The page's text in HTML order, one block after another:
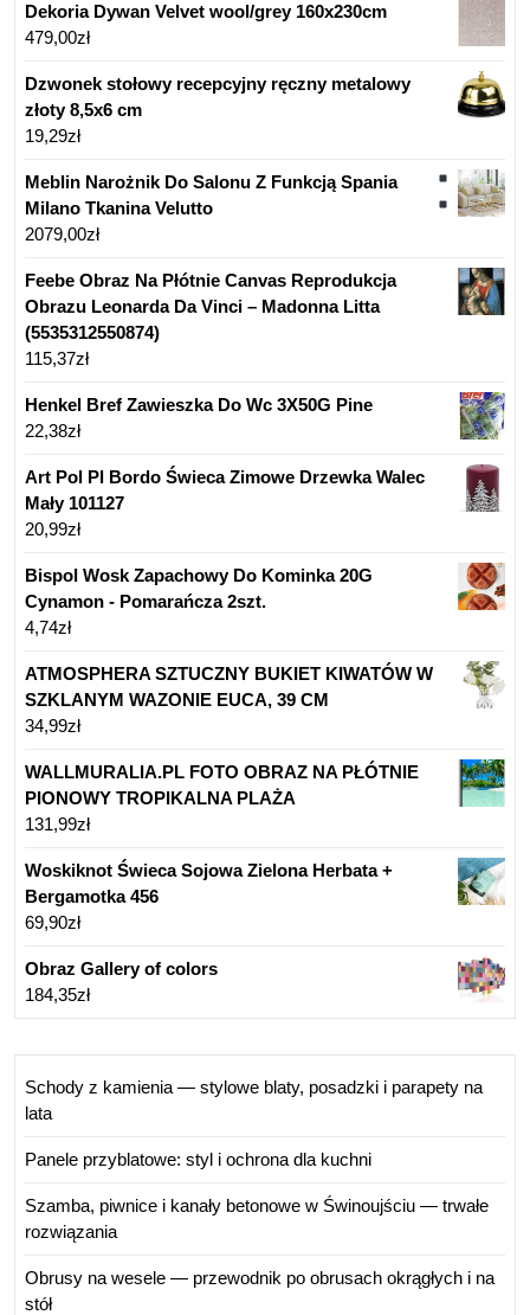
Dekoria Dywan Velvet wool/grey 160x230cm
479,00zł
Dzwonek stołowy recepcyjny ręczny metalowy
złoty 8,5x6 cm
19,29zł
Meblin Narożnik Do Salonu Z Funkcją Spania
Milano Tkanina Velutto
2079,00zł
Feebe Obraz Na Płótnie Canvas Reprodukcja
Obrazu Leonarda Da Vinci – Madonna Litta
(5535312550874)
115,37zł
Henkel Bref Zawieszka Do Wc 3X50G Pine
22,38zł
Art Pol Pl Bordo Świeca Zimowe Drzewka Walec
Mały 101127
20,99zł
Bispol Wosk Zapachowy Do Kominka 20G
Cynamon - Pomarańcza 2szt.
4,74zł
ATMOSPHERA SZTUCZNY BUKIET KIWATÓW W
SZKLANYM WAZONIE EUCA, 39 CM
34,99zł
WALLMURALIA.PL FOTO OBRAZ NA PŁÓTNIE
PIONOWY TROPIKALNA PLAŻA
131,99zł
Woskiknot Świeca Sojowa Zielona Herbata +
Bergamotka 456
69,90zł
Obraz Gallery of colors
184,35zł
Schody z kamienia — stylowe blaty, posadzki i parapety na
lata
Panele przyblatowe: styl i ochrona dla kuchni
Szamba, piwnice i kanały betonowe w Świnoujściu — trwałe
rozwiązania
Obrusy na wesele — przewodnik po obrusach okrągłych i na
stół